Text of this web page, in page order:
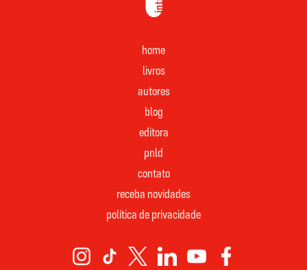
home
livros
autores
blog
editora
pnld
contato
receba novidades
política de privacidade